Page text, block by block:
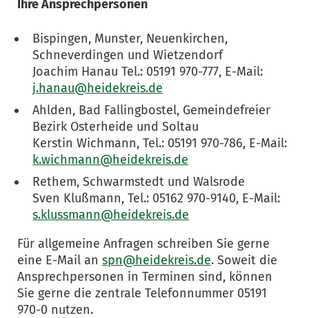
Ihre Ansprechpersonen
Bispingen, Munster, Neuenkirchen,
Schneverdingen und Wietzendorf
Joachim Hanau Tel.: 05191 970-777, E-Mail:
j.hanau@heidekreis.de
Ahlden, Bad Fallingbostel, Gemeindefreier
Bezirk Osterheide und Soltau
Kerstin Wichmann, Tel.: 05191 970-786, E-Mail:
k.wichmann@heidekreis.de
Rethem, Schwarmstedt und Walsrode
Sven Klußmann, Tel.: 05162 970-9140, E-Mail:
s.klussmann@heidekreis.de
Für allgemeine Anfragen schreiben Sie gerne
eine E-Mail an spn@heidekreis.de. Soweit die
Ansprechpersonen in Terminen sind, können
Sie gerne die zentrale Telefonnummer 05191
970-0 nutzen.